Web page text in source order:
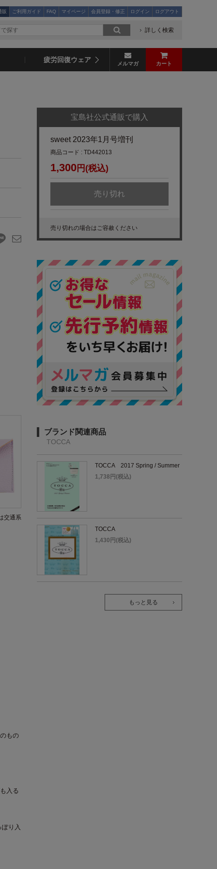
販 ご利用ガイド FAQ マイページ 会員登録・修正 ログイン ログアウト
詳しく検索
疲労回復ウェア メルマガ カート
交通系
もの
入る
り入
宝島社公式通販で購入
sweet 2023年1月号増刊
商品コード : TD442013
1,300 円(税込)
売り切れ
売り切れの場合はご容赦ください
ブランド関連商品
TOCCA
TOCCA 2017 Spring / Summer
1,738円(税込)
TOCCA
1,430円(税込)
もっと見る